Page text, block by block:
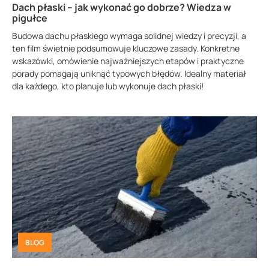
Dach płaski – jak wykonać go dobrze? Wiedza w
pigułce
Budowa dachu płaskiego wymaga solidnej wiedzy i precyzji, a
ten film świetnie podsumowuje kluczowe zasady. Konkretne
wskazówki, omówienie najważniejszych etapów i praktyczne
porady pomagają uniknąć typowych błędów. Idealny materiał
dla każdego, kto planuje lub wykonuje dach płaski!
BLOG